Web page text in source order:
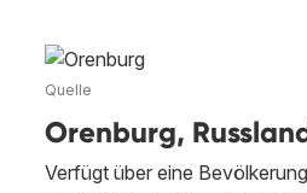
Quelle
Orenburg,
Verfügt über eine